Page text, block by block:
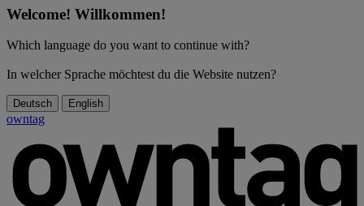
Welcome! Willkommen!
Which language do you want to continue with?
In welcher Sprache möchtest du die Website nutzen?
Deutsch English
owntag